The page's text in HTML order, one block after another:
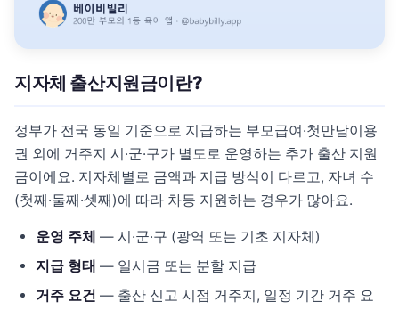
지자체 출산지원금이란?
정부가 전국 동일 기준으로 지급하는 부모급여·첫만남이용
권 외에 거주지 시·군·구가 별도로 운영하는 추가 출산 지원
금이에요. 지자체별로 금액과 지급 방식이 다르고, 자녀 수
(첫째·둘째·셋째)에 따라 차등 지원하는 경우가 많아요.
운영 주체 — 시·군·구 (광역 또는 기초 지자체)
지급 형태 — 일시금 또는 분할 지급
거주 요건 — 출산 신고 시점 거주지, 일정 기간 거주 요